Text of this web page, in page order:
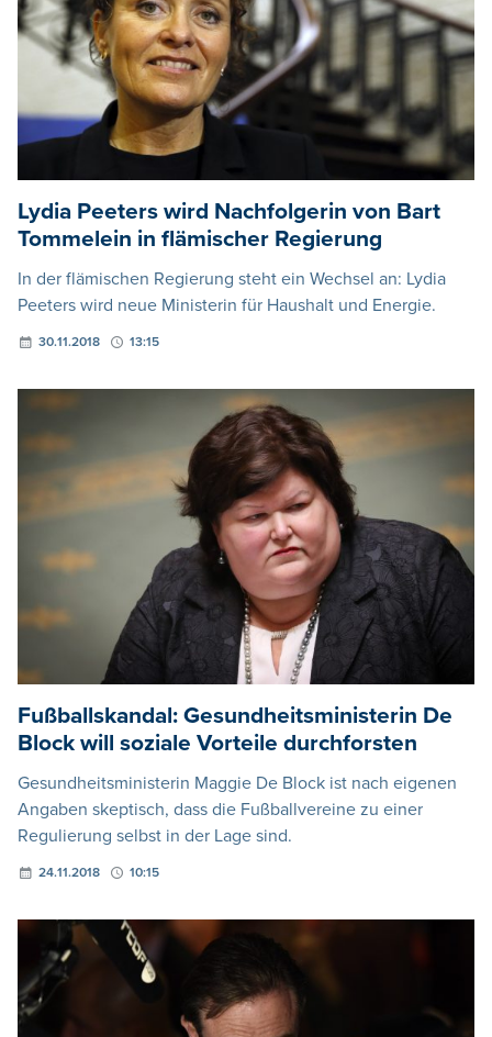
Lydia Peeters wird Nachfolgerin von Bart
Tommelein in flämischer Regierung
In der flämischen Regierung steht ein Wechsel an: Lydia
Peeters wird neue Ministerin für Haushalt und Energie.
30.11.2018 13:15
Fußballskandal: Gesundheitsministerin De
Block will soziale Vorteile durchforsten
Gesundheitsministerin Maggie De Block ist nach eigenen
Angaben skeptisch, dass die Fußballvereine zu einer
Regulierung selbst in der Lage sind.
24.11.2018 10:15